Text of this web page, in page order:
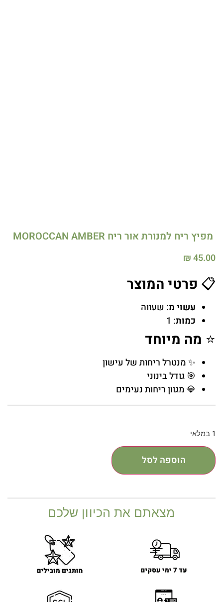
מפיץ ריח למנורת אור ריח MOROCCAN AMBER
₪45.00
📋 פרטי המוצר
עשוי מ: שעווה
כמות: 1
⭐ מה מיוחד
✨ מנטרל ריחות של עישון
🎯 גודל בינוני
💎 מגוון ריחות נעימים
1 במלאי
הוספה לסל
מצאתם את הכיוון שלכם